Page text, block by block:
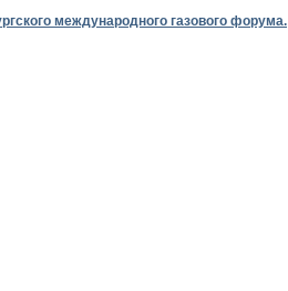
международного газового форума.